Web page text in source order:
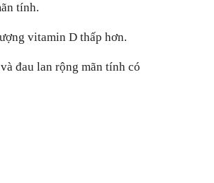
tính.
vitamin D thấp hơn.
đau lan rộng mãn tính có